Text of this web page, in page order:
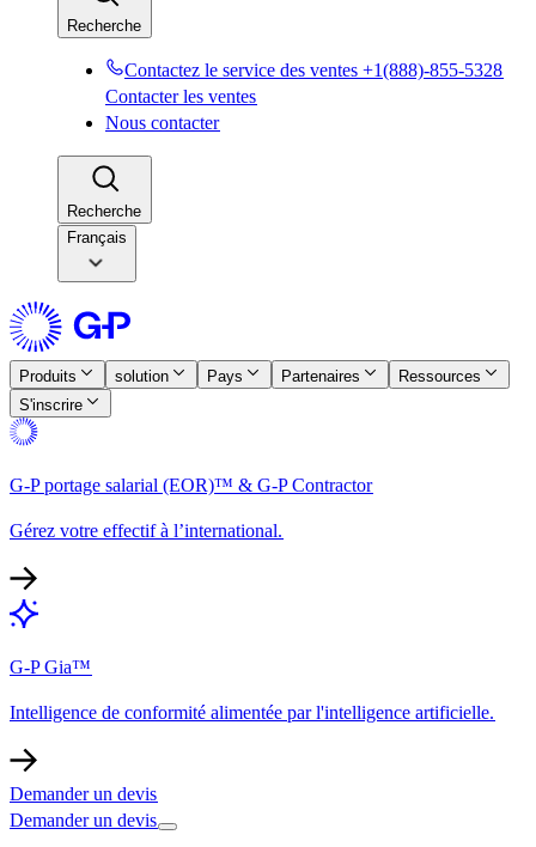
Recherche​​
Contactez le service des ventes +1(888)-855-5328​​
Contacter les ventes​​
Nous contacter​​
Recherche​​
Français
Produits​​ solution​​ Pays​​ Partenaires​​
Ressources​​
S'inscrire​​
G-P portage salarial (EOR)™ & G-P Contractor​​
Gérez votre effectif à l’international.​​
G-P Gia™​​
Intelligence de conformité alimentée par l'intelligence artificielle.​​
Demander un devis​​
Demander un devis​​